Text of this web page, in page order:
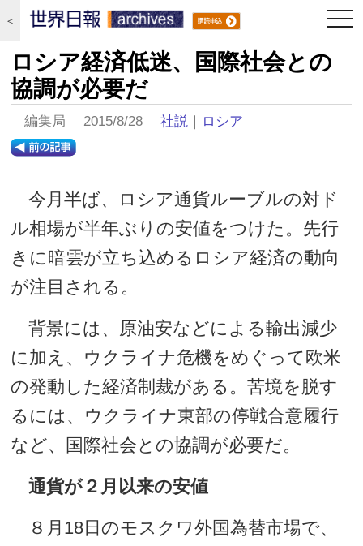
＜
ロシア経済低迷、国際社会との
協調が必要だ
編集局 2015/8/28社説 ｜ ロシア
今月半ば、ロシア通貨ルーブルの対ド
ル相場が半年ぶりの安値をつけた。先行
きに暗雲が立ち込めるロシア経済の動向
が注目される。
背景には、原油安などによる輸出減少
に加え、ウクライナ危機をめぐって欧米
の発動した経済制裁がある。苦境を脱す
るには、ウクライナ東部の停戦合意履行
など、国際社会との協調が必要だ。
通貨が２月以来の安値
８月18日のモスクワ外国為替市場で、